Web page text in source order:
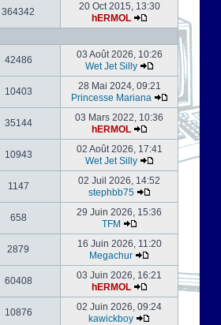
364342
20 Oct 2015, 13:30
hERMOL
42486
03 Août 2026, 10:26
Wet Jet Silly
10403
28 Mai 2024, 09:21
Princesse Mariana
35144
03 Mars 2022, 10:36
hERMOL
10943
02 Août 2026, 17:41
Wet Jet Silly
1147
02 Juil 2026, 14:52
stephbb75
658
29 Juin 2026, 15:36
TFM
2879
16 Juin 2026, 11:20
Megachur
60408
03 Juin 2026, 16:21
hERMOL
10876
02 Juin 2026, 09:24
kawickboy